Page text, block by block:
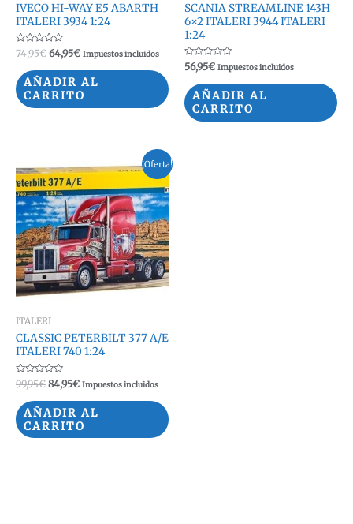
IVECO HI-WAY E5 ABARTH
ITALERI 3934 1:24
Valorado
con
de
5
74,95€ El
original
era:
74,95€.
64,95€El
actual
es:
64,95€.
Impuestos incluidos
AÑADIR AL
CARRITO
SCANIA STREAMLINE 143H
6×2 ITALERI 3944 ITALERI
1:24
Valorado
con
de
5
56,95€ Impuestos incluidos
AÑADIR AL
CARRITO
¡Oferta!
ITALERI
CLASSIC PETERBILT 377 A/E
ITALERI 740 1:24
Valorado
con
de
5
99,95€ El
original
era:
99,95€.
84,95€El
actual
es:
84,95€.
Impuestos incluidos
AÑADIR AL
CARRITO